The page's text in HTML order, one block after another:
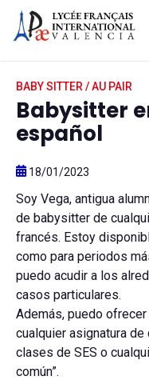
BABY SITTER / AU PAIR
Babysitter
español
18/01/2023
Soy Vega, antigua
de babysitter de
francés. Estoy
como para periodos
puedo acudir a los
casos particulares.
Además, puedo
cualquier asignatura
clases de SES o
común”.